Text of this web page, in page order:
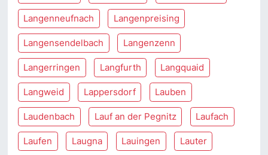
Langenneufnach Langenpreising
Langensendelbach Langenzenn
Langerringen Langfurth Langquaid
Langweid Lappersdorf Lauben
Laudenbach Lauf an der Pegnitz Laufach
Laufen Laugna Lauingen Lauter